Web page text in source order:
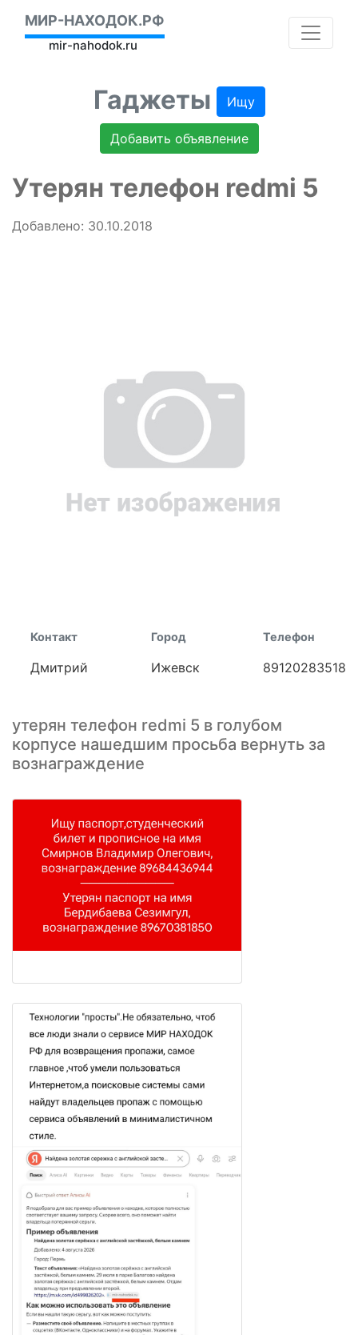
МИР-НАХОДОК.РФ
mir-nahodok.ru
Гаджеты Ищу
Добавить объявление
Утерян телефон redmi 5
Добавлено: 30.10.2018
Контакт
Дмитрий
Город
Ижевск
Телефон
89120283518
утерян телефон redmi 5 в голубом
корпусе нашедшим просьба вернуть за
вознаграждение